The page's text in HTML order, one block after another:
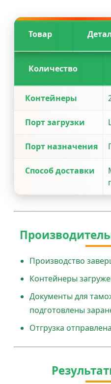
Товар
Количество
Контейнеры
Порт загрузки
Порт назначения
Способ доставки
Производство
Контейнеры
Документы для
подготовлены
Отгрузка